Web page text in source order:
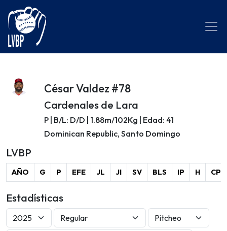
César Valdez #78
Cardenales de Lara
P | B/L: D/D | 1.88m/102Kg | Edad: 41
Dominican Republic, Santo Domingo
LVBP
AÑO G P EFE JL JI SV BLS IP H CP
Estadísticas